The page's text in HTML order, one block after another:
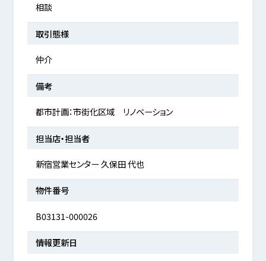
相談
取引態様
仲介
備考
都市計画：市街化区域 リノベーション
担当店・担当者
新宿営業センター 久保田 代也
物件番号
B03131-000026
情報更新日